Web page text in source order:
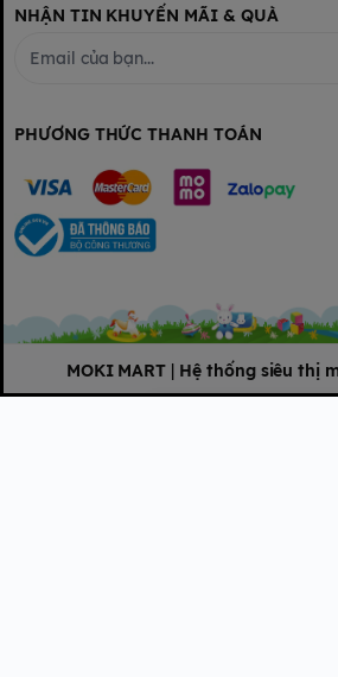
NHẬN TIN KHUYẾN MÃI & QUÀ
PHƯƠNG THỨC THANH TOÁN
MOKI MART Hệ thống siêu thị